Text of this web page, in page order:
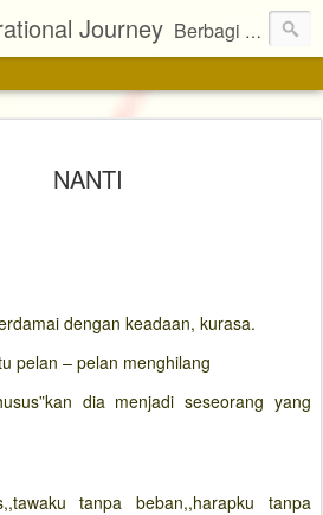
Journey Berbagi kisah, karya, dan inspirasi tentang kehidupan
NANTI
dengan keadaan, kurasa.
pelan – pelan menghilang
dia menjadi seseorang yang
tanpa beban,,harapku tanpa